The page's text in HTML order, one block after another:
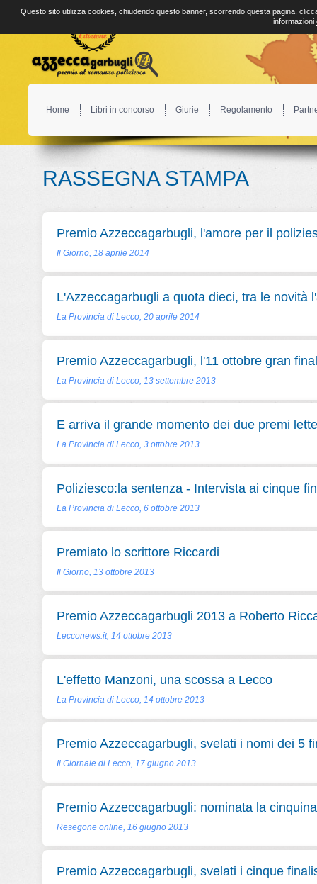
Home Libri in concorso Giurie Regolamento
RASSEGNA STAMPA
Premio Azzeccagarbugli, l'amore per il
Il Giorno, 18 aprile 2014
L'Azzeccagarbugli a quota dieci, tra le novità
La Provincia di Lecco, 20 aprile 2014
Premio Azzeccagarbugli, l'11 ottobre gran
La Provincia di Lecco, 13 settembre 2013
E arriva il grande momento dei due premi
La Provincia di Lecco, 3 ottobre 2013
Poliziesco:la sentenza - Intervista ai cinque
La Provincia di Lecco, 6 ottobre 2013
Premiato lo scrittore Riccardi
Il Giorno, 13 ottobre 2013
Premio Azzeccagarbugli 2013 a Roberto
Lecconews.it, 14 ottobre 2013
L'effetto Manzoni, una scossa a Lecco
La Provincia di Lecco, 14 ottobre 2013
Premio Azzeccagarbugli, svelati i nomi dei 5
Il Giornale di Lecco, 17 giugno 2013
Premio Azzeccagarbugli: nominata la
Resegone online, 16 giugno 2013
Premio Azzeccagarbugli, svelati i cinque
Questo sito utilizza cookies, chiudendo questo banner, scorrendo questa pagina,
informazioni